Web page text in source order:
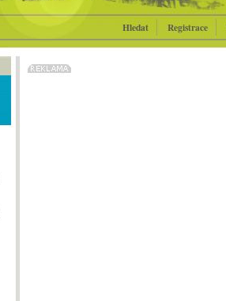
Hledat Registrace